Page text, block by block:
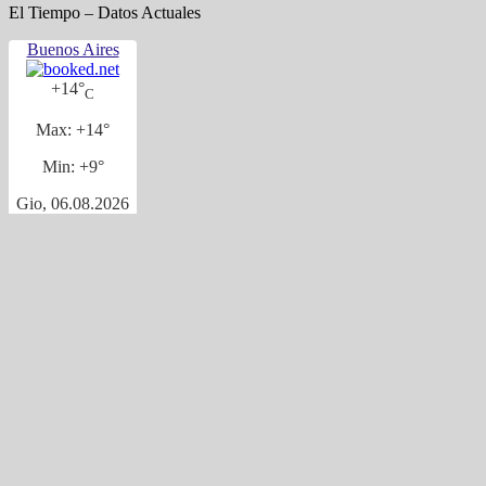
El Tiempo – Datos Actuales
Buenos Aires
+14°C
Max: +14°
Min: +9°
Gio, 06.08.2026